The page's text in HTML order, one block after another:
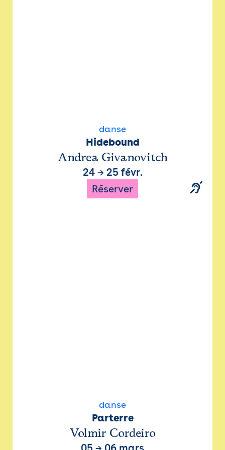
danse
Hidebound
Andrea Givanovitch
24→ 25 févr.
Réserver
danse
Parterre
Volmir Cordeiro